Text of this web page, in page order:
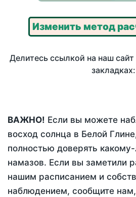
Изменить метод
Делитесь ссылкой на наш сайт
закладках:
ВАЖНО! Если вы можете
восход солнца в Белой
полностью доверять
намазов. Если вы заметили
нашим расписанием и
наблюдением, сообщите